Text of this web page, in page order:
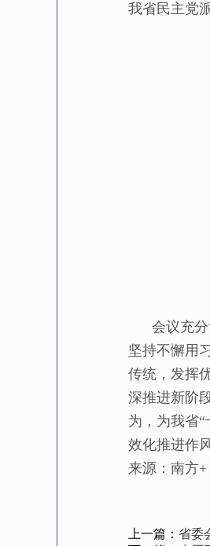
我省民主党
会议充分
坚持不懈用
传统，发挥
深推进新阶
为，为我省
效化推进作
来源：南方+
上一篇： 省委